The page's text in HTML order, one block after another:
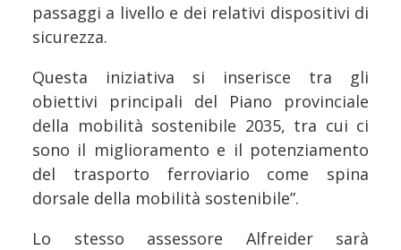
passaggi a livello e dei relativi dispositivi di
sicurezza.
Questa iniziativa si inserisce tra gli
obiettivi principali del Piano provinciale
della mobilità sostenibile 2035, tra cui ci
sono il miglioramento e il potenziamento
del trasporto ferroviario come spina
dorsale della mobilità sostenibile”.
Lo stesso assessore Alfreider sarà